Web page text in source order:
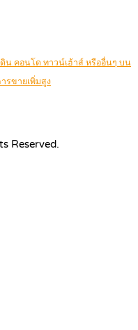
น คอนโด ทาวน์เฮ้าส์ หรืออื่นๆ บน
รขายเพิ่มสูง
Reserved.